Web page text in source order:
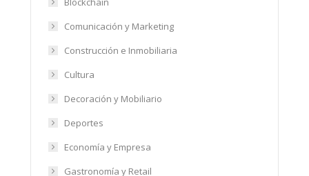
Comunicación y Marketing
Construcción e Inmobiliaria
Cultura
Decoración y Mobiliario
Deportes
Economía y Empresa
Gastronomía y Retail